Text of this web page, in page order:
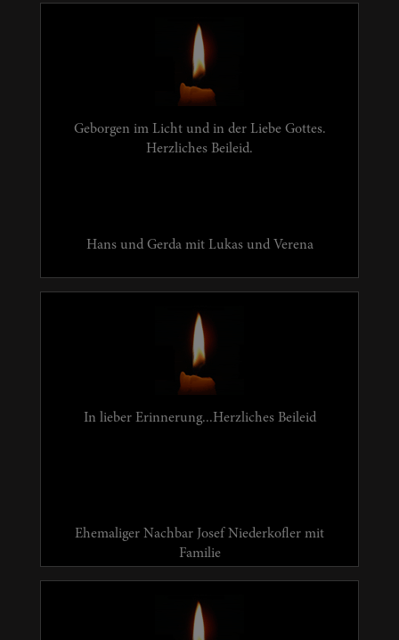
Geborgen im Licht und in der Liebe Gottes.
Herzliches Beileid.
Hans und Gerda mit Lukas und Verena
In lieber Erinnerung...Herzliches Beileid
Ehemaliger Nachbar Josef Niederkofler mit
Familie